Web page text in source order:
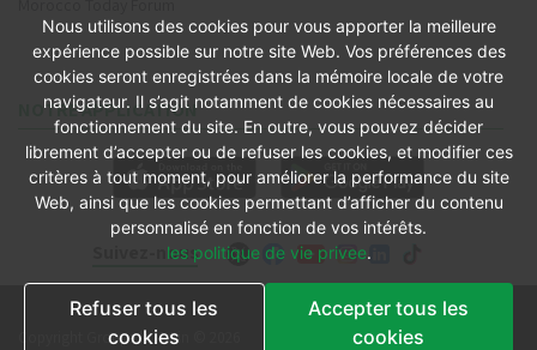
Suivez-nous
NOTRE APPLICATION
Copyright Groupe le Matin © 2026
Conditions générales
Nous utilisons des cookies pour vous apporter la meilleure
expérience possible sur notre site Web. Vos préférences des
cookies seront enregistrées dans la mémoire locale de votre
navigateur. Il s’agit notamment de cookies nécessaires au
fonctionnement du site. En outre, vous pouvez décider
librement d’accepter ou de refuser les cookies, et modifier ces
critères à tout moment, pour améliorer la performance du site
Web, ainsi que les cookies permettant d’afficher du contenu
personnalisé en fonction de vos intérêts.
les politique de vie privee.
Refuser tous les
cookies
Accepter tous les
cookies